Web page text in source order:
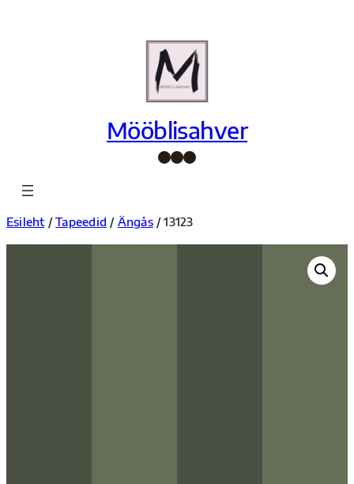
Mööblisahver
Facebook InstagramPinterest
Esileht /Tapeedid / Ängås/ 13123